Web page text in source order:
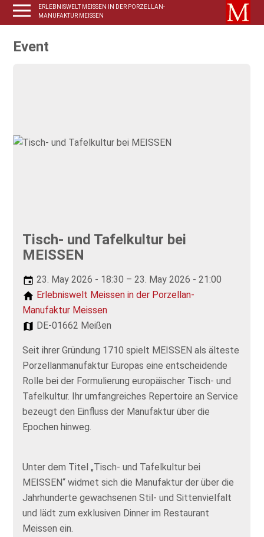
ERLEBNISWELT MEISSEN IN DER PORZELLAN-
MANUFAKTUR MEISSEN
Event
Tisch- und Tafelkultur bei
MEISSEN
23. May 2026 - 18:30 – 23. May 2026 - 21:00
Erlebniswelt Meissen in der Porzellan-
Manufaktur Meissen
DE-01662 Meißen
Seit ihrer Gründung 1710 spielt MEISSEN als älteste
Porzellanmanufaktur Europas eine entscheidende
Rolle bei der Formulierung europäischer Tisch- und
Tafelkultur. Ihr umfangreiches Repertoire an Service
bezeugt den Einfluss der Manufaktur über die
Epochen hinweg.
Unter dem Titel „Tisch- und Tafelkultur bei
MEISSEN“ widmet sich die Manufaktur der über die
Jahrhunderte gewachsenen Stil- und Sittenvielfalt
und lädt zum exklusiven Dinner im Restaurant
Meissen ein.